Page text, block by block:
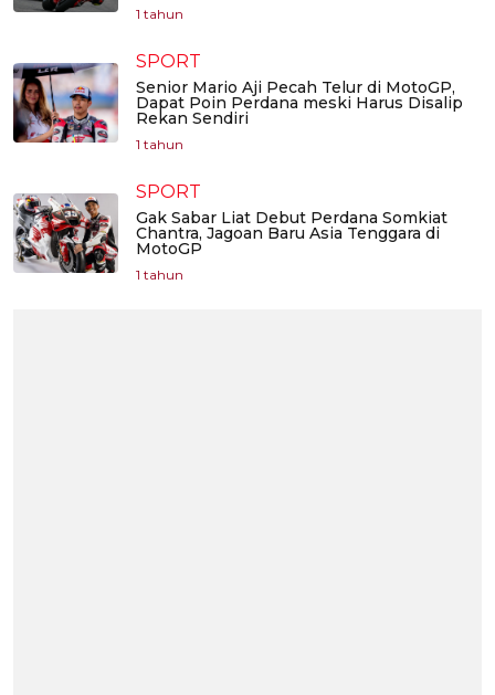
1 tahun
SPORT
Senior Mario Aji Pecah Telur di MotoGP,
Dapat Poin Perdana meski Harus Disalip
Rekan Sendiri
1 tahun
SPORT
Gak Sabar Liat Debut Perdana Somkiat
Chantra, Jagoan Baru Asia Tenggara di
MotoGP
1 tahun